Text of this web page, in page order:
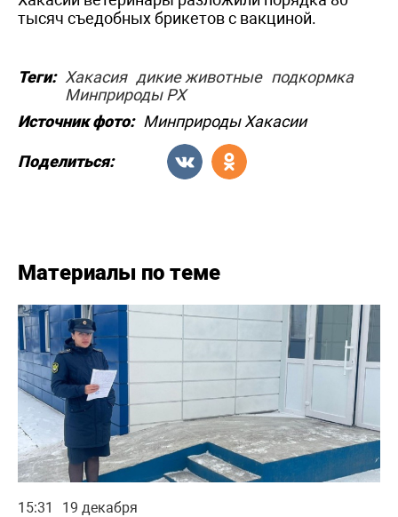
тысяч съедобных брикетов с вакциной.
Теги: Хакасия дикие животные подкормка
Минприроды РХ
Источник фото: Минприроды Хакасии
Поделиться:
Материалы по теме
15:31 19 декабря